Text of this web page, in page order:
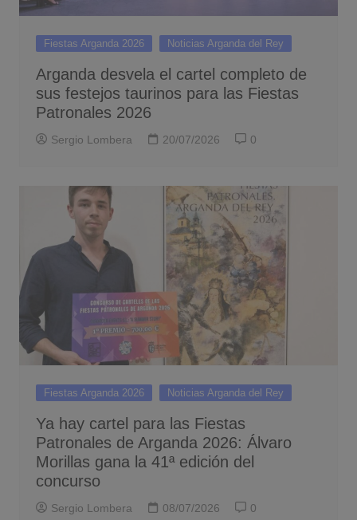
Fiestas Arganda 2026 Noticias Arganda del Rey
Arganda desvela el cartel completo de
sus festejos taurinos para las Fiestas
Patronales 2026
Sergio Lombera 20/07/2026 0
Fiestas Arganda 2026 Noticias Arganda del Rey
Ya hay cartel para las Fiestas
Patronales de Arganda 2026: Álvaro
Morillas gana la 41ª edición del
concurso
Sergio Lombera 08/07/2026 0